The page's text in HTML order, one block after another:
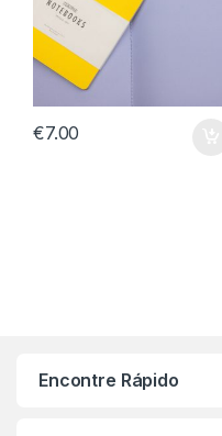
€7.00
Encontre Rápido